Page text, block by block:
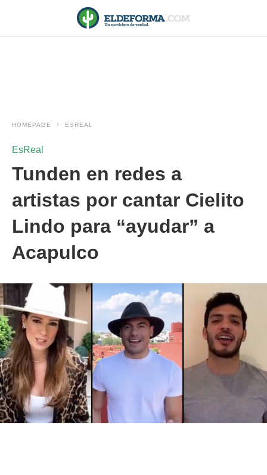
HOMEPAGE ESREAL
EsReal
Tunden en redes a
artistas por cantar Cielito
Lindo para “ayudar” a
Acapulco